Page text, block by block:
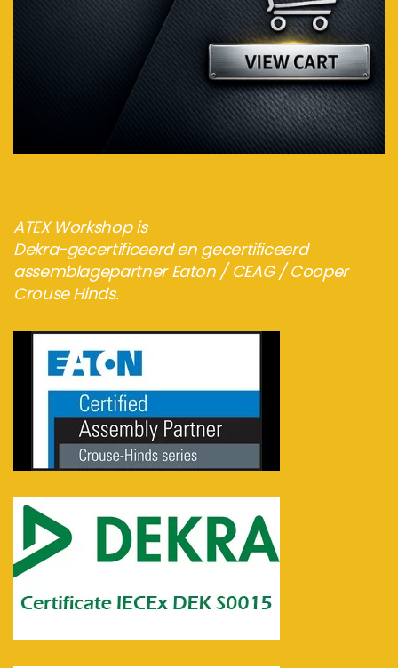
Bezoek de webshop
ATEX Workshop is
Dekra-gecertificeerd en gecertificeerd
assemblagepartner Eaton / CEAG / Cooper
Crouse Hinds.